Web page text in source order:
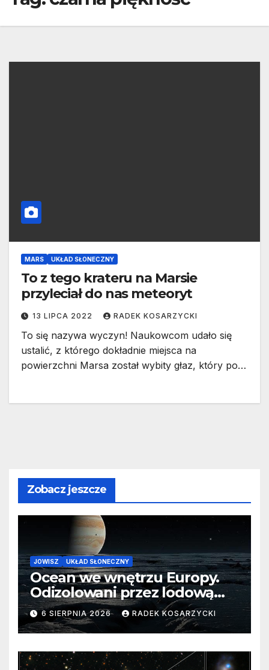
MARS UKŁAD SŁONECZNY
To z tego krateru na Marsie
przyleciał do nas meteoryt
13 LIPCA 2022 RADEK KOSARZYCKI
To się nazywa wyczyn! Naukowcom udało się
ustalić, z którego dokładnie miejsca na
powierzchni Marsa został wybity głaz, który po…
Zobacz jeszcze
JOWISZ UKŁAD SŁONECZNY
Ocean we wnętrzu Europy.
Odizolowani przez lodową
barierę
6 SIERPNIA 2026 RADEK KOSARZYCKI